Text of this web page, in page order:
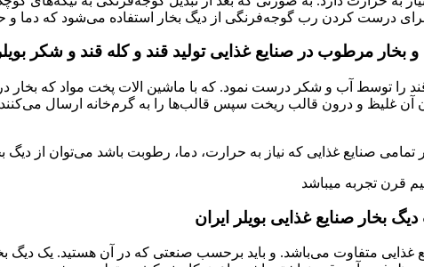
درست کردن رب گوجه‌فرنگی از دیگ بخار استفاده می‌شود که دما و
و بخار مرطوب در صنایع غذایی تولید قند و کله قند و شکر
قند را توسط آب و شکر درست نمود. که با ماشین الات پخت مواد که
آن غلیظ و درون قالب ریخت سپس قالب‌ها را به گرم‌خانه ارسال
تمامی صنایع غذایی که نیاز به حرارت، دما، رطوبت باشد می‌توان از دیگ
قرن تجربه میباشد
بخار صنایع غذایی بویلر ایران
غذایی متفاوت می‌باشد. و باید برحسب صنعتی که در آن هستید. یک